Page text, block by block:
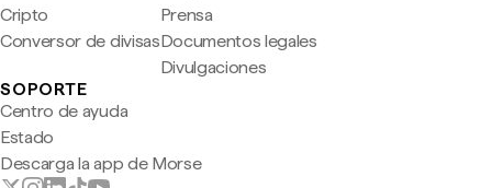
Cripto
Conversor de divisas
Prensa
Documentos legales
Divulgaciones
SOPORTE
Centro de ayuda
Estado
Descarga la app de Morse